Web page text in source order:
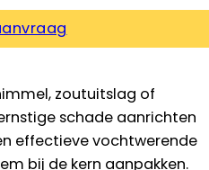
zoutuitslag of
schade aanrichten
effectieve vochtwerende
bij de kern aanpakken.